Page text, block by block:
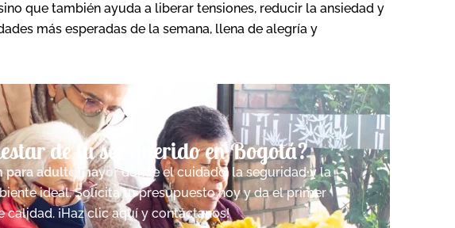
que también ayuda a liberar tensiones, reducir la ansiedad y
más esperadas de la semana, llena de alegría y
de tu ser querido en Bogotá?
para adulto mayordonde el cuidado, la seguridad y la
ideal. Solicita tu presupuesto hoy y da el primer
calidad. ¡Haz clic aquí y contáctanos!